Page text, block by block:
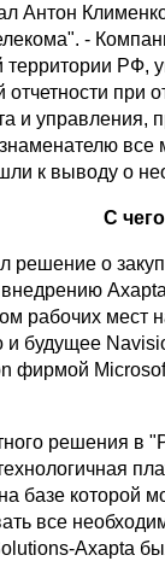
Антон
-
РФ,
отчетности при
и
все
к выводу о
С
решение о
рабочих мест
будущее
фирмой
решения в
базе которой
все
Axapta